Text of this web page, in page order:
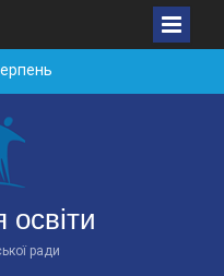
та
на
освіти
ради